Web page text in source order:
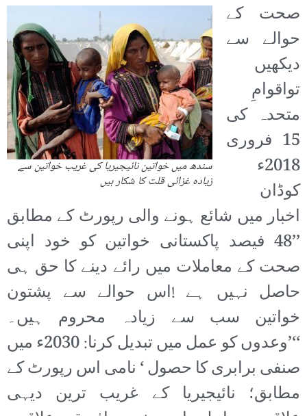
سندھ میں خواتین نائیجیریا کی غریب خواتین سے
زیادہ غزائی قلت کا شکار ہیں
صحت کے
حوالے سے
دیکھیں
تواقوامِ
متحدہ کی
15 فروری
2018ء
کوڈان
اخبار میں شائع ہونے والی رپورٹ کے مطابق
’’48 فیصد پاکستانی خواتین کو خود اپنی
صحت کے معاملات میں رائے دینے کا حق ہی
حاصل نہیں ہے !اس حوالے سے پشتون
خواتین سب سے زیادہ محروم ہیں۔
‘‘’وعدوں کو عمل میں تبدیل کرنا: 2030ء میں
صنفی برابری کا حصول ‘ نامی اس رپورٹ کے
مطابق؛ نائیجیریا کے غریب ترین دیہی